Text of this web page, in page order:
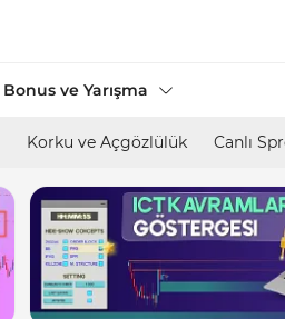
Bonus ve Yarışma
Korku ve Açgözlülük Canlı